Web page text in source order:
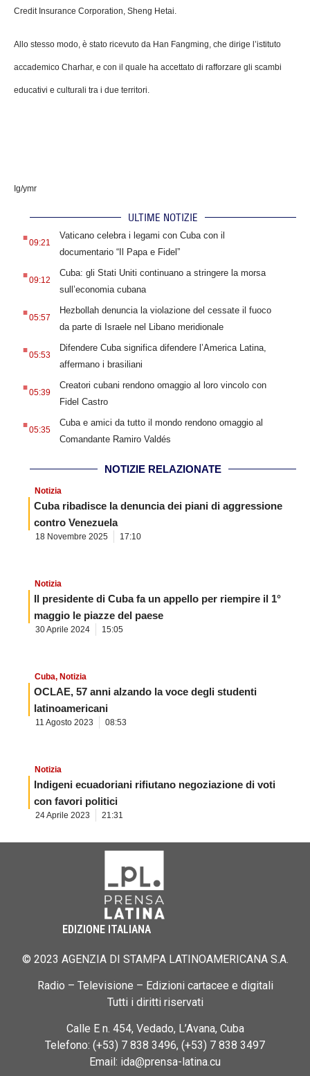
Credit Insurance Corporation, Sheng Hetai.
Allo stesso modo, è stato ricevuto da Han Fangming, che dirige l’istituto
accademico Charhar, e con il quale ha accettato di rafforzare gli scambi
educativi e culturali tra i due territori.
Ig/ymr
ULTIME NOTIZIE
.09:21
Vaticano celebra i legami con Cuba con il
documentario “Il Papa e Fidel”
.09:12
Cuba: gli Stati Uniti continuano a stringere la morsa
sull’economia cubana
.05:57
Hezbollah denuncia la violazione del cessate il fuoco
da parte di Israele nel Libano meridionale
.05:53
Difendere Cuba significa difendere l’America Latina,
affermano i brasiliani
.05:39
Creatori cubani rendono omaggio al loro vincolo con
Fidel Castro
.05:35
Cuba e amici da tutto il mondo rendono omaggio al
Comandante Ramiro Valdés
NOTIZIE RELAZIONATE
Notizia
Cuba ribadisce la denuncia dei piani di aggressione
contro Venezuela
18 Novembre 2025 17:10
Notizia
Il presidente di Cuba fa un appello per riempire il 1°
maggio le piazze del paese
30 Aprile 2024 15:05
Cuba, Notizia
OCLAE, 57 anni alzando la voce degli studenti
latinoamericani
11 Agosto 2023 08:53
Notizia
Indigeni ecuadoriani rifiutano negoziazione di voti
con favori politici
24 Aprile 2023 21:31
EDIZIONE ITALIANA
© 2023 AGENZIA DI STAMPA LATINOAMERICANA S.A.
Radio – Televisione – Edizioni cartacee e digitali
Tutti i diritti riservati
Calle E n. 454, Vedado, L’Avana, Cuba
Telefono: (+53) 7 838 3496, (+53) 7 838 3497
Email: ida@prensa-latina.cu